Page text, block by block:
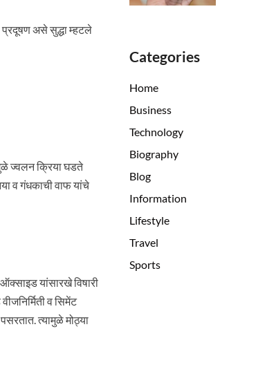
प्रदूषण असे सुद्धा म्हटले
ज्वलन क्रिया घडते
व गंधकाची वाफ यांचे
यांसारखे विषारी
व सिमेंट
त्यामुळे मोठ्या
Categories
Home
Business
Technology
Biography
Blog
Information
Lifestyle
Travel
Sports